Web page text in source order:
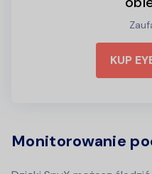
KUP
Monitorowanie